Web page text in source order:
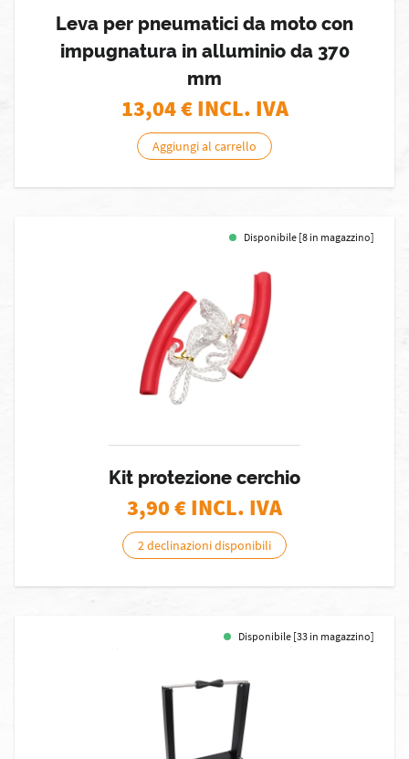
Leva per pneumatici da moto con
impugnatura in alluminio da 370
mm
13,04€ INCL. IVA
Aggiungi al carrello
Disponibile [8 in magazzino]
Kit protezione cerchio
3,90€ INCL. IVA
2 declinazioni disponibili
Disponibile [33 in magazzino]